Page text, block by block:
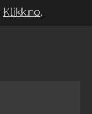
Klikk.no.